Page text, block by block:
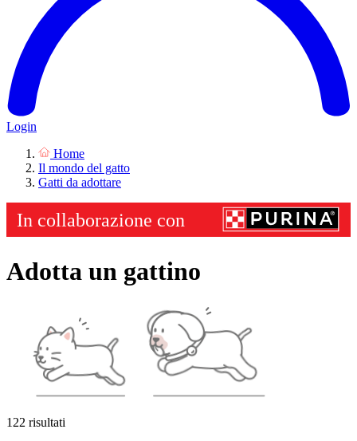
Login
Home
Il mondo del gatto
Gatti da adottare
Adotta un gattino
122 risultati